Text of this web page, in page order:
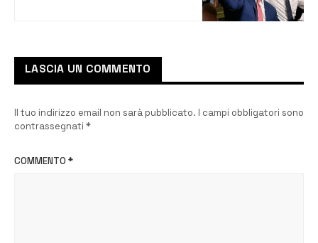
LASCIA UN COMMENTO
Il tuo indirizzo email non sarà pubblicato. I campi obbligatori sono
contrassegnati *
COMMENTO *